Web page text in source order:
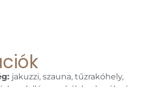
jakuzzi, szauna, tűzrakóhely,